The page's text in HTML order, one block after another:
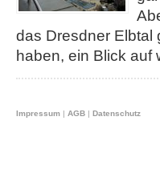
das Dresdner Elbtal
haben, ein Blick auf
Impressum | AGB | Datenschutz